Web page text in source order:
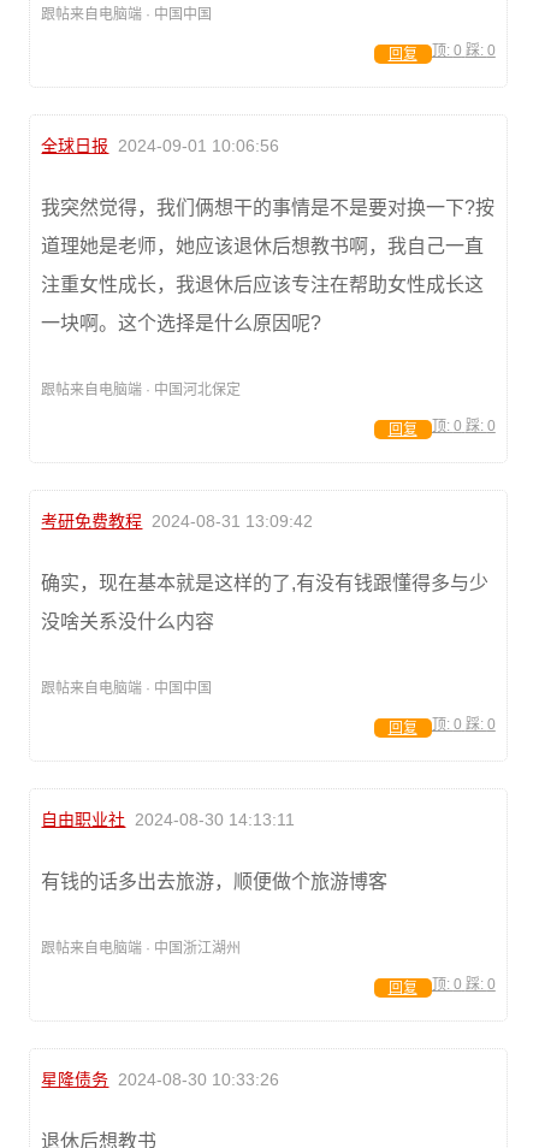
跟帖来自电脑端 · 中国中国
顶: 0 踩: 0
回复
全球日报 2024-09-01 10:06:56
我突然觉得，我们俩想干的事情是不是要对换一下?按
道理她是老师，她应该退休后想教书啊，我自己一直
注重女性成长，我退休后应该专注在帮助女性成长这
一块啊。这个选择是什么原因呢?
跟帖来自电脑端 · 中国河北保定
顶: 0 踩: 0
回复
考研免费教程 2024-08-31 13:09:42
确实，现在基本就是这样的了,有没有钱跟懂得多与少
没啥关系没什么内容
跟帖来自电脑端 · 中国中国
顶: 0 踩: 0
回复
自由职业社 2024-08-30 14:13:11
有钱的话多出去旅游，顺便做个旅游博客
跟帖来自电脑端 · 中国浙江湖州
顶: 0 踩: 0
回复
星隆债务 2024-08-30 10:33:26
退休后想教书